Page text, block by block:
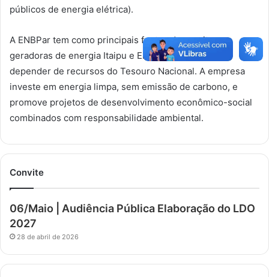
públicos de energia elétrica).
A ENBPar tem como principais fontes de receita as
geradoras de energia Itaipu e Eletronuclear, sem
depender de recursos do Tesouro Nacional. A empresa
investe em energia limpa, sem emissão de carbono, e
promove projetos de desenvolvimento econômico-social
combinados com responsabilidade ambiental.
Convite
06/Maio | Audiência Pública Elaboração do LDO
2027
28 de abril de 2026